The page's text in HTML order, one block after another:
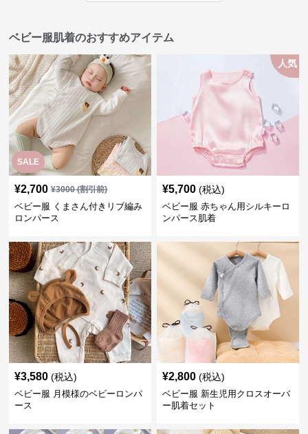
ベビー服肌着のおすすめアイテム
SALE
¥2,700 ¥3000(割引前)
ベビー服 くまさん付きリブ編み
ロンパース
人気
¥5,700 (税込)
ベビー服 赤ちゃん用シルキーロ
ンパース肌着
¥3,580 (税込)
ベビー服 月模様のベビーロンパ
ース
¥2,800 (税込)
ベビー服 新生児用クロスオーバ
ー肌着セット